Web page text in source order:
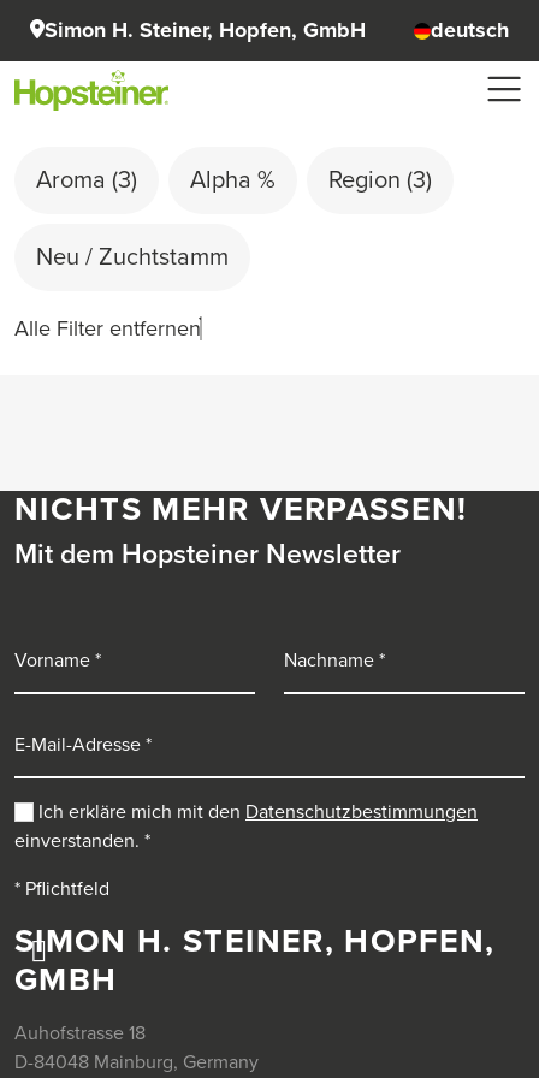
Simon H. Steiner, Hopfen, GmbH deutsch
Aroma (3) Alpha % Region (3)
Neu / Zuchtstamm
Alle Filter entfernen
SIMON H. STEINER, HOPFEN,
GMBH
Auhofstrasse 18
D-84048 Mainburg, Germany
NICHTS MEHR VERPASSEN!
Mit dem Hopsteiner Newsletter
Ich erkläre mich mit den Datenschutzbestimmungen
einverstanden. *
* Pflichtfeld